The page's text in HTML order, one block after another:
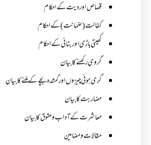
قصاص اور دیت کے احکام
کفالت (ضمانت) کے احکام
کھیتی باڑی اور بٹائی کے احکام
گروی رکھنے کا بیان
گری ہوئی چیزوں اورگمشدہ بچے کے ملنے کا بیان
مضاربت کا بیان
معاشرت کے آداب و حقوق کا بیان
مقالات ومضامین